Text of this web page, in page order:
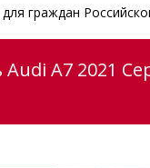
граждан
A7 2021